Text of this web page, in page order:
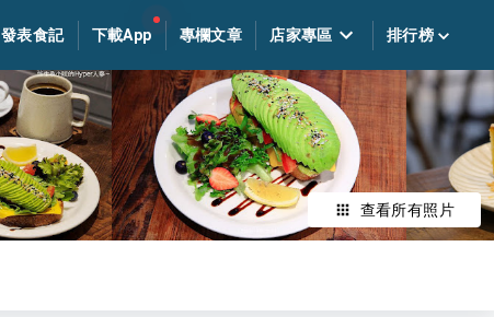
發表食記 下載App 專欄文章 店家專區 排行榜
查看所有照片